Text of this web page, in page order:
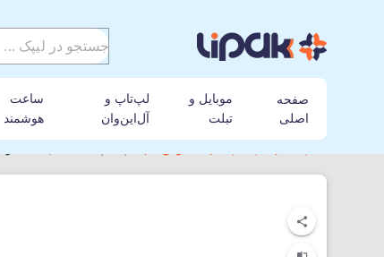
صفحه
اصلی
موبایل و
تبلت
لپ‌تاپ و
آل‌این‌وان
ساعت
هوشمند